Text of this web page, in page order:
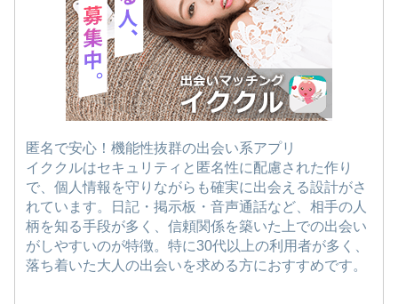
匿名で安心！機能性抜群の出会い系アプリ
イククルはセキュリティと匿名性に配慮された作り
で、個人情報を守りながらも確実に出会える設計がさ
れています。日記・掲示板・音声通話など、相手の人
柄を知る手段が多く、信頼関係を築いた上での出会い
がしやすいのが特徴。特に30代以上の利用者が多く、
落ち着いた大人の出会いを求める方におすすめです。